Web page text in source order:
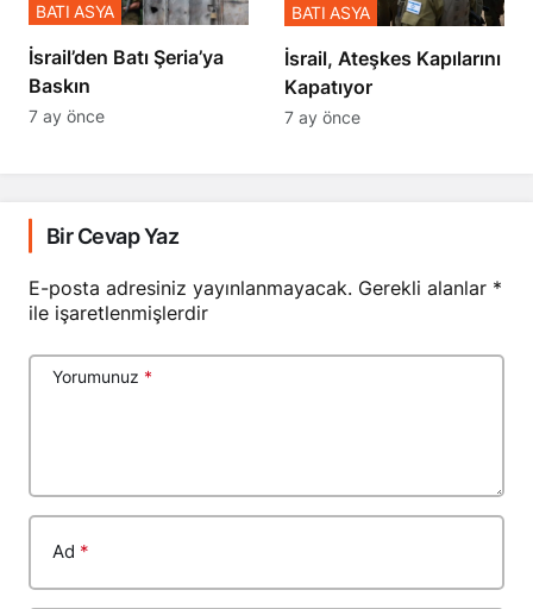
​​​​​​​İsrail’den Batı Şeria’ya
Baskın
BATI ASYA
7 ay önce
İsrail, Ateşkes Kapılarını
Kapatıyor
BATI ASYA
7 ay önce
Bir Cevap Yaz
E-posta adresiniz yayınlanmayacak. Gerekli alanlar *
ile işaretlenmişlerdir
Yorumunuz *
Ad *